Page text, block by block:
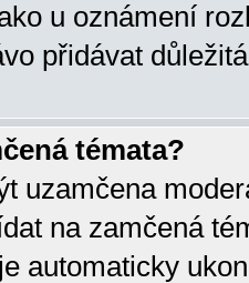
u oznámení
přidávat
témata?
uzamčena
na zamčená
automaticky